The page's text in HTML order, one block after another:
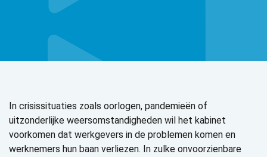
In crisissituaties zoals oorlogen, pandemieën of
uitzonderlijke weersomstandigheden wil het kabinet
voorkomen dat werkgevers in de problemen komen en
werknemers hun baan verliezen. In zulke onvoorzienbare